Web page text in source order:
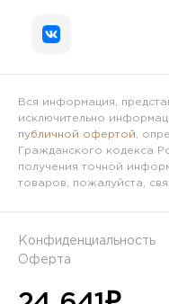
Вся информация,
исключительно
публичной офертой ,
Гражданского кодекса
получения точной
товаров, пожалуйста,
© 2023 Интернет-
Конфиденциальность
Оферта